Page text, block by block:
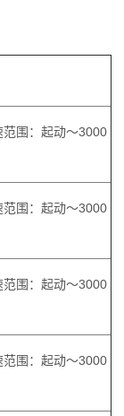
围：起动～3000
围：起动～3000
围：起动～3000
围：起动～3000